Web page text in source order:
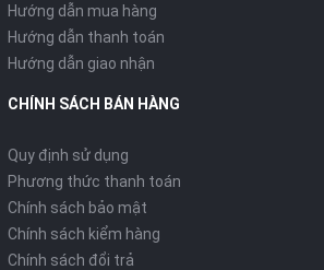
Hướng dẫn mua hàng
Hướng dẫn thanh toán
Hướng dẫn giao nhận
CHÍNH SÁCH BÁN HÀNG
Quy định sử dụng
Phương thức thanh toán
Chính sách bảo mật
Chính sách kiểm hàng
Chính sách đổi trả